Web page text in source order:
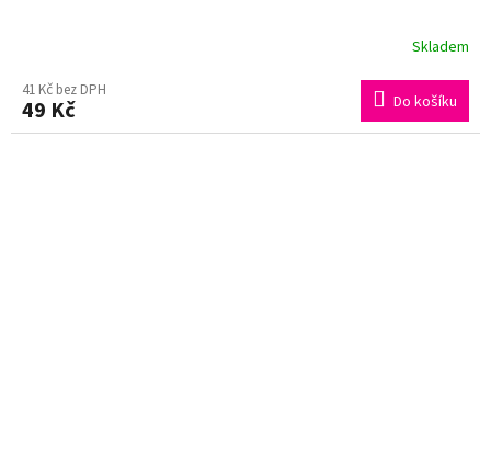
Skladem
41 Kč bez DPH
49 Kč Do košíku